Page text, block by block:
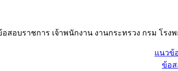
สอบราชการ เจ้าพนักงาน งานกระทรวง กรม โร
แนวข้
ข้อส